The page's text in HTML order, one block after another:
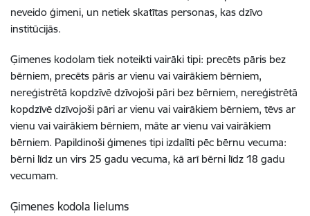
neveido ģimeni, un netiek skatītas personas, kas dzīvo
institūcijās.
Ģimenes kodolam tiek noteikti vairāki tipi: precēts pāris bez
bērniem, precēts pāris ar vienu vai vairākiem bērniem,
nereģistrētā kopdzīvē dzīvojoši pāri bez bērniem, nereģistrētā
kopdzīvē dzīvojoši pāri ar vienu vai vairākiem bērniem, tēvs ar
vienu vai vairākiem bērniem, māte ar vienu vai vairākiem
bērniem. Papildinoši ģimenes tipi izdalīti pēc bērnu vecuma:
bērni līdz un virs 25 gadu vecuma, kā arī bērni līdz 18 gadu
vecumam.
Ģimenes kodola lielums